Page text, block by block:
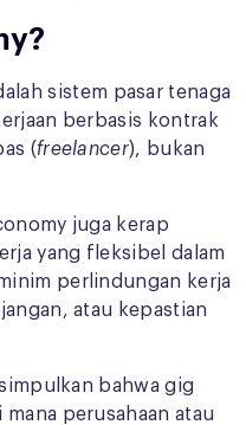
sistem pasar tenaga
berbasis kontrak
(freelancer), bukan
juga kerap
yang fleksibel dalam
perlindungan kerja
atau kepastian
bahwa gig
perusahaan atau